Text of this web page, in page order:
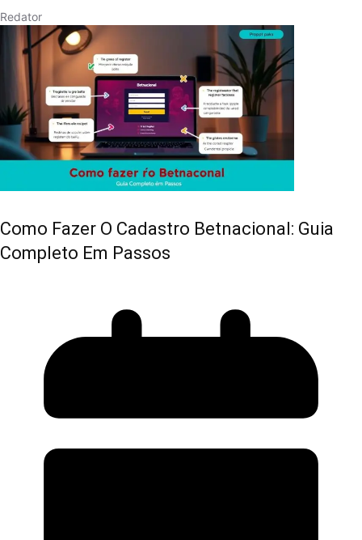
Redator
Como Fazer O Cadastro Betnacional: Guia
Completo Em Passos